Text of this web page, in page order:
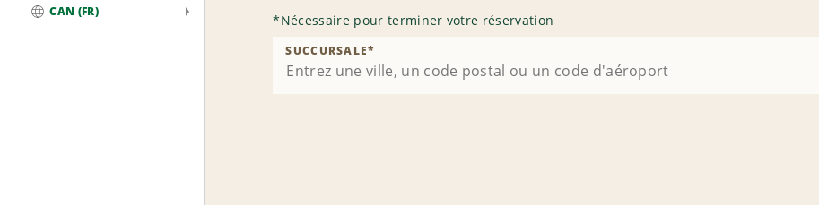
CAN (FR)
*Nécessaire pour terminer votre réservation
SUCCURSALE*